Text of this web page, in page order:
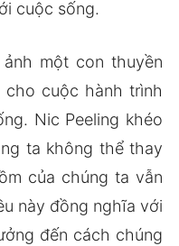
cuộc sống.
một con thuyền
cuộc hành trình
Nic Peeling khéo
ta không thể thay
của chúng ta vẫn
này đồng nghĩa với
đến cách chúng